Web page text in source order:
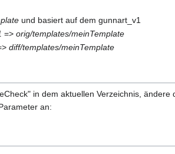
und basiert auf dem gunnart_v1
=> orig/templates/meinTemplate
diff/templates/meinTemplate
in dem aktuellen Verzeichnis,
an: